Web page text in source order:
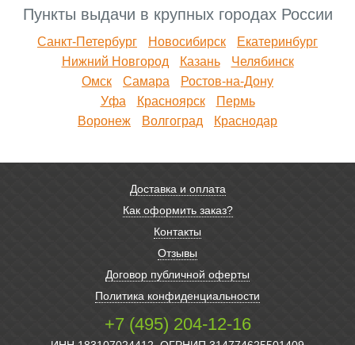
Пункты выдачи в крупных городах России
Санкт-Петербург Новосибирск
Екатеринбург
Нижний Новгород
Казань
Челябинск
Омск
Самара
Ростов-на-Дону
Уфа
Красноярск
Пермь
Воронеж
Волгоград Краснодар
Доставка и оплата
Как оформить заказ?
Контакты
Отзывы
Договор публичной оферты
Политика конфиденциальности
+7 (495) 204-12-16